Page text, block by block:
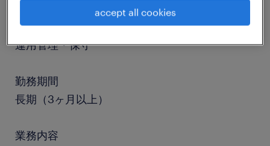
職種
運用管理・保守
勤務期間
長期（3ヶ月以上）
業務内容
accept all cookies